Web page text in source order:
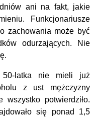
ani na fakt, jakie
Funkcjonariusze
zachowania może być
odurzających. Nie
50-latka nie mieli już
z ust mężczyzny
potwierdziło.
się ponad 1,5